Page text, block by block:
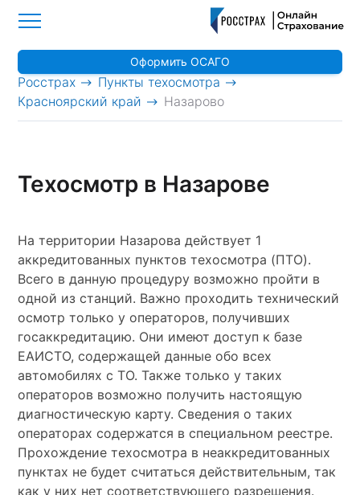
Росстрах > Пункты техосмотра
>
Красноярский край
> Назарово
Оформить ОСАГО
Техосмотр в Назарове
На территории Назарова действует 1
аккредитованных пунктов техосмотра (ПТО).
Всего в данную процедуру возможно пройти в
одной из станций. Важно проходить технический
осмотр только у операторов, получивших
госаккредитацию. Они имеют доступ к базе
ЕАИСТО, содержащей данные обо всех
автомобилях с ТО. Также только у таких
операторов возможно получить настоящую
диагностическую карту. Сведения о таких
операторах содержатся в специальном реестре.
Прохождение техосмотра в неаккредитованных
пунктах не будет считаться действительным, так
как у них нет соответствующего разрешения.